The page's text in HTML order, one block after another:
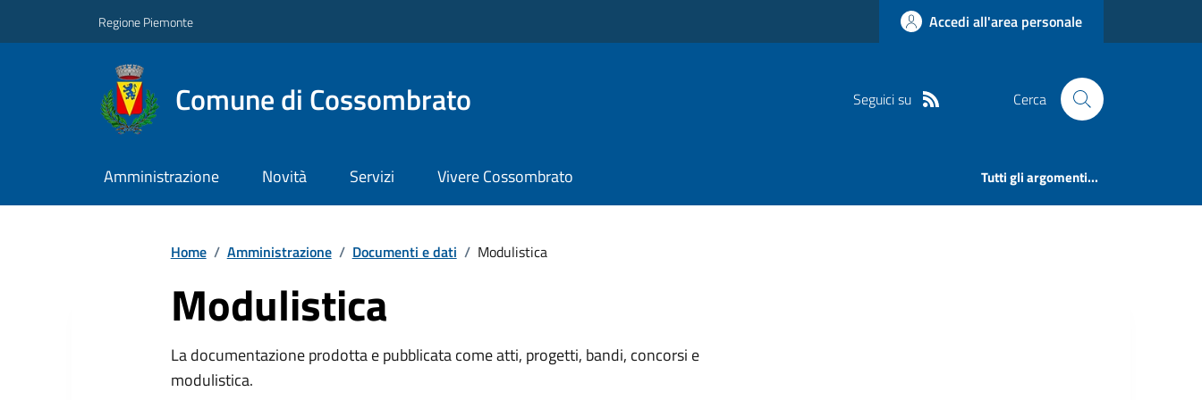
Regione Piemonte Accedi all'area personale
Comune di Cossombrato Seguici su Cerca
Amministrazione Novità Servizi Vivere Cossombrato Tutti gli argomenti...
Home / Amministrazione / Documenti e dati / Modulistica
Modulistica
La documentazione prodotta e pubblicata come atti, progetti, bandi, concorsi e
modulistica.